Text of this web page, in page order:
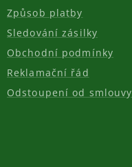
Způsob platby
Sledování zásilky
Obchodní podmínky
Reklamační řád
Odstoupení od smlouvy